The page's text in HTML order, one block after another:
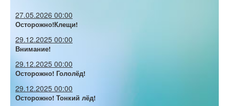
27.05.2026 00:00
Осторожно!Клещи!
29.12.2025 00:00
Внимание!
29.12.2025 00:00
Осторожно! Гололёд!
29.12.2025 00:00
Осторожно! Тонкий лёд!